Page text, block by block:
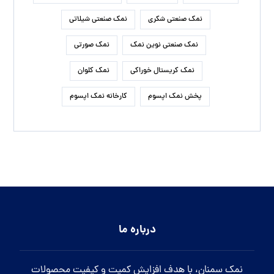
نمک صنعتی شکری نمک صنعتی شیلاتی
نمک صنعتی نوین نمک نمک صورتی
نمک کریستال خوراکی نمک کلوان
پخش نمک اپسوم کارخانه نمک اپسوم
درباره ما
نمک سمنان، با هدف افزایش کمیت و کیفیت محصولات